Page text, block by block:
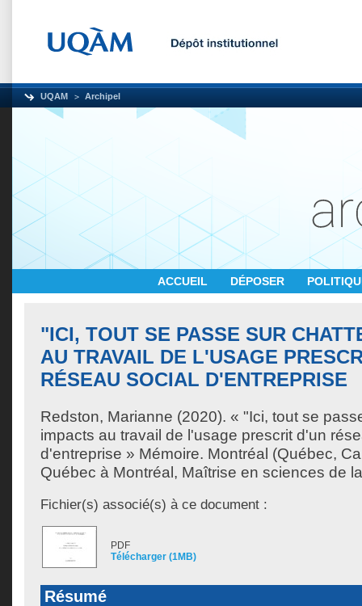
UQAM Archipel
ACCUEIL DÉPOSER
"ICI, TOUT SE PASSE SUR
AU TRAVAIL DE L'USAGE
RÉSEAU SOCIAL D'ENTREPRISE
Redston, Marianne (2020). « "Ici, tout se
impacts au travail de l'usage prescrit d'un
d'entreprise » Mémoire. Montréal (Québec,
Québec à Montréal, Maîtrise en sciences de
Fichier(s) associé(s) à ce document :
PDF
Télécharger (1MB)
Résumé